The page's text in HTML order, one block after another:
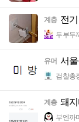
계층 전
두부두
유머 서
검찰총
계층 돼
부엔까